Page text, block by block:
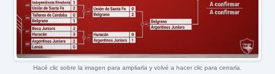
Hacé clic sobre la imagen para ampliarla y volvé a hacer clic para cerrarla.